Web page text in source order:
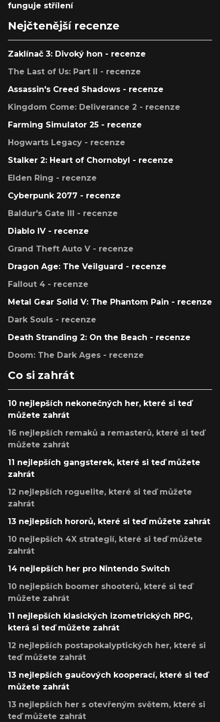
funguje střílení
Nejčtenější recenze
Zaklínač 3: Divoký hon - recenze
The Last of Us: Part II - recenze
Assassin's Creed Shadows - recenze
Kingdom Come: Deliverance 2 - recenze
Farming Simulator 25 - recenze
Hogwarts Legacy - recenze
Stalker 2: Heart of Chornobyl - recenze
Elden Ring - recenze
Cyberpunk 2077 - recenze
Baldur's Gate III - recenze
Diablo IV - recenze
Grand Theft Auto V - recenze
Dragon Age: The Veilguard - recenze
Fallout 4 - recenze
Metal Gear Solid V: The Phantom Pain - recenze
Dark Souls - recenze
Death Stranding 2: On the Beach - recenze
Doom: The Dark Ages - recenze
Co si zahrát
10 nejlepších nekonečných her, které si teď
můžete zahrát
16 nejlepších remaků a remasterů, které si teď
můžete zahrát
11 nejlepších gangsterek, které si teď můžete
zahrát
12 nejlepších roguelite, které si teď můžete
zahrát
13 nejlepších hororů, které si teď můžete zahrát
10 nejlepších 4X strategií, které si teď můžete
zahrát
14 nejlepších her pro Nintendo Switch
10 nejlepších boomer shooterů, které si teď
můžete zahrát
11 nejlepších klasických izometrických RPG,
která si teď můžete zahrát
12 nejlepších postapokalyptických her, které si
teď můžete zahrát
13 nejlepších gaučových kooperací, které si teď
můžete zahrát
13 nejlepších her s otevřeným světem, které si
teď můžete zahrát